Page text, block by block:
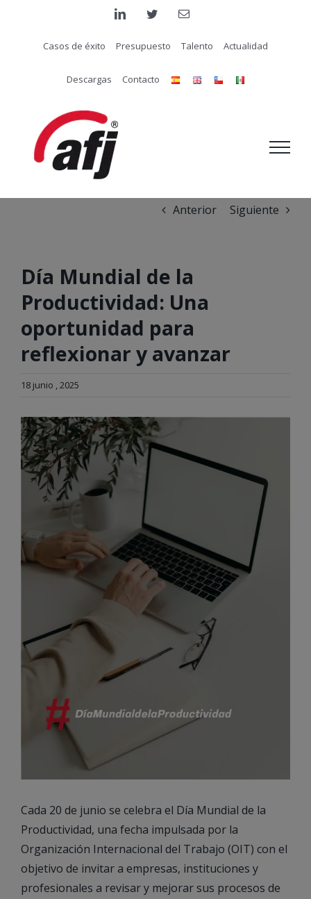
contenido
linkedintwitter Correo
Casos de éxito Presupuesto Talento Actualidad
Descargas Contacto
Anterior Siguiente
Día Mundial de la
Productividad: Una
oportunidad para
reflexionar y avanzar
18 junio , 2025
Ver
imagen
más
grande
Cada 20 de junio se celebra el Día Mundial de la
Productividad, una fecha impulsada por la
Organización Internacional del Trabajo (OIT) con el
objetivo de invitar a empresas, instituciones y
profesionales a revisar y mejorar sus procesos de